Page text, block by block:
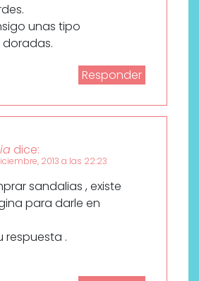
unas tipo
Responder
dice:
2013 a las 22:23
sandalias , existe
para darle en
respuesta .